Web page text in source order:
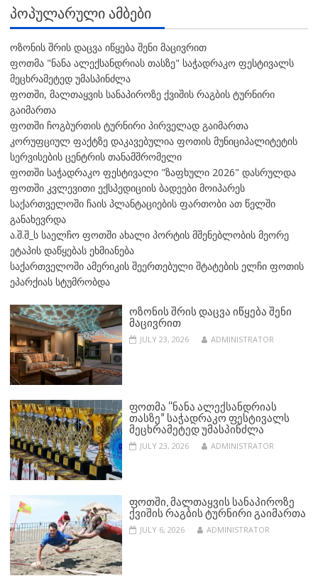
ᲞᲝᲞᲣᲚᲐᲠᲣᲚᲘ ᲐᲛᲑᲔᲑᲘ
ოზონის შრის დაცვა იწყება შენი მაცივრით
ფოთმა "ნანა ალექსანდრიას თასზე" საჭადრაკო ფესტივალს
მეცხრამეტედ უმასპინძლა
ფოთში, მალთაყვის სანაპიროზე ქვიშის რაგბის ტურნირი
გაიმართა
ფოთში ჩოგბურთის ტურნირი პირველად გაიმართა
კორუფციულ ფაქტზე დაკავებულია ფოთის მუნიციპალიტეტის
სერვისების ცენტრის თანამშრომელი
ფოთში საჭადრაკო ფესტივალი "ზაფხული 2026" დასრულდა
ფოთში კვლევითი ექსპედიციის ბადეები მოიპარეს
საქართველოში ჩაის პლანტაციების ფართობი ათ წელში
განახევრდა
ა.შ.შ_ს საელჩო ფოთში ახალი პორტის მშენებლობის მეორე
ეტაპის დაწყებას ეხმიანება
საქართველოში ამერიკის შეერთებული შტატების ელჩი ფოთის
ეპარქიას სტუმრობდა
ᲝᲖᲝᲜᲘᲡ ᲨᲠᲘᲡ ᲓᲐᲪᲕᲐ ᲘᲬᲧᲔᲑᲐ ᲨᲔᲜᲘ
ᲛᲐᲪᲘᲕᲠᲘᲗ
JULY 23, 2026 ADMINISTRATOR
ᲤᲝᲗᲛᲐ “ᲜᲐᲜᲐ ᲐᲚᲔᲥᲡᲐᲜᲓᲠᲘᲐᲡ
ᲗᲐᲡᲖᲔ” ᲡᲐᲭᲐᲓᲠᲐᲙᲝ ᲤᲔᲡᲢᲘᲕᲐᲚᲡ
ᲛᲔᲪᲮᲠᲐᲛᲔᲢᲔᲓ ᲣᲛᲐᲡᲞᲘᲜᲫᲚᲐ
JULY 23, 2026 ADMINISTRATOR
ᲤᲝᲗᲨᲘ, ᲛᲐᲚᲗᲐᲧᲕᲘᲡ ᲡᲐᲜᲐᲞᲘᲠᲝᲖᲔ
ᲥᲕᲘᲨᲘᲡ ᲠᲐᲒᲑᲘᲡ ᲢᲣᲠᲜᲘᲠᲘ ᲒᲐᲘᲛᲐᲠᲗᲐ
JULY 6, 2026 ADMINISTRATOR